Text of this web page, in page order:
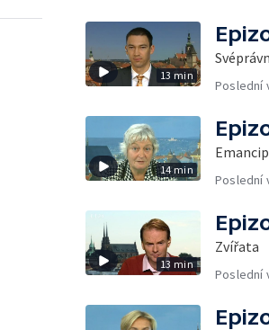
13 min
Poslední
14 min
Poslední
13 min
Zvířata
Poslední